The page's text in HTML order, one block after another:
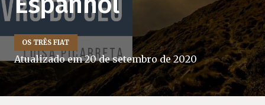
OS TRÊS FIAT
Atualizado em20 de setembro de 2020